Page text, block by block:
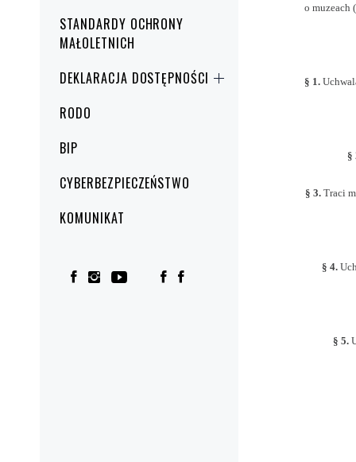
STANDARDY OCHRONY
MAŁOLETNICH
DEKLARACJA DOSTĘPNOŚCI
RODO
BIP
CYBERBEZPIECZEŃSTWO
KOMUNIKAT
o muzeach
§ 1.
§
§ 3. Traci
§4.
§ 5.